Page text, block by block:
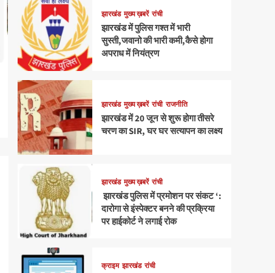
झारखंड मुख्य ख़बरें रांची
झारखंड में पुलिस गश्त में भारी
सुस्ती,जवानो की भारी कमी,कैसे होगा
अपराध में नियंत्रण
झारखंड मुख्य ख़बरें रांची राजनीति
झारखंड में 20 जून से शुरू होगा तीसरे
चरण का SIR, घर घर सत्यापन का लक्ष्य
झारखंड मुख्य ख़बरें रांची
झारखंड पुलिस में प्रमोशन पर संकट ‘:
दारोगा से इंस्पेक्टर बनने की प्रक्रिया
पर हाईकोर्ट ने लगाई रोक
क्राइम झारखंड रांची